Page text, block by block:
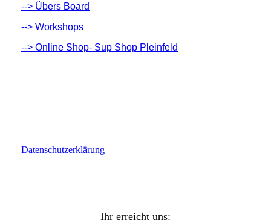
--> Übers Board
--> Workshops
--> Online Shop- Sup Shop Pleinfeld
Datenschutzerklärung
Ihr erreicht uns: